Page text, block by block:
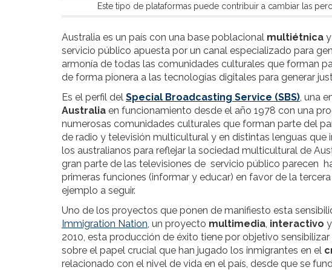
Este tipo de plataformas puede contribuir a cambiar las
Australia es un país con una base poblacional multiétnica y
servicio público apuesta por un canal especializado para
armonía de todas las comunidades culturales que forman
de forma pionera a las tecnologías digitales para generar
Es el perfil del Special Broadcasting Service (SBS), una
Australia en funcionamiento desde el año 1978 con una
numerosas comunidades culturales que forman parte del
de radio y televisión multicultural y en distintas lenguas
los australianos para reflejar la sociedad multicultural de
gran parte de las televisiones de servicio público parecen
primeras funciones (informar y educar) en favor de la
ejemplo a seguir.
Uno de los proyectos que ponen de manifiesto esta
Immigration Nation, un proyecto multimedia, interactivo
2010, esta producción de éxito tiene por objetivo
sobre el papel crucial que han jugado los inmigrantes en el
relacionado con el nivel de vida en el país, desde que se